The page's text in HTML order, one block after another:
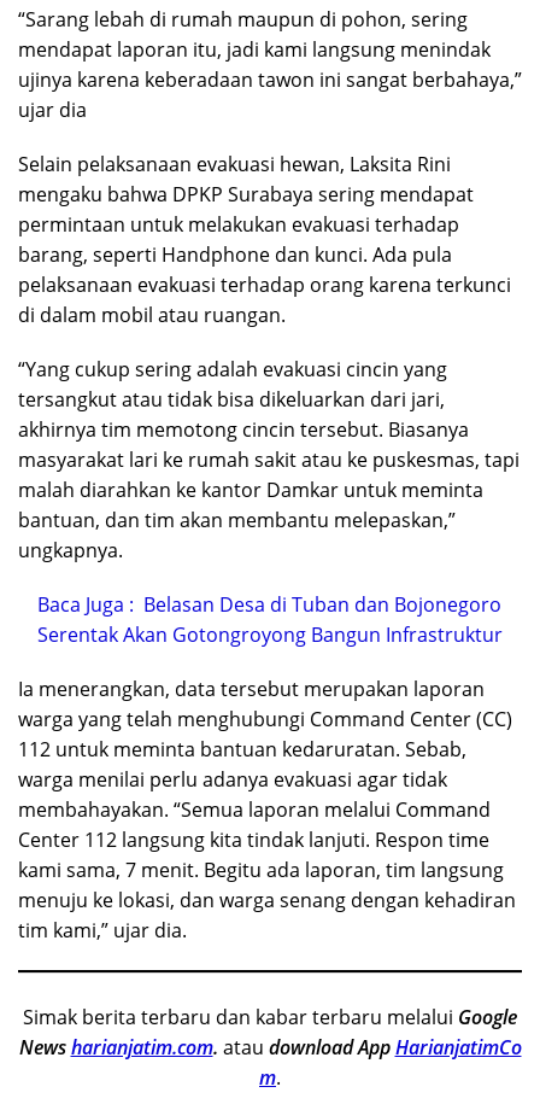
“Sarang lebah di rumah maupun di pohon, sering
mendapat laporan itu, jadi kami langsung menindak
ujinya karena keberadaan tawon ini sangat berbahaya,”
ujar dia
Selain pelaksanaan evakuasi hewan, Laksita Rini
mengaku bahwa DPKP Surabaya sering mendapat
permintaan untuk melakukan evakuasi terhadap
barang, seperti Handphone dan kunci. Ada pula
pelaksanaan evakuasi terhadap orang karena terkunci
di dalam mobil atau ruangan.
“Yang cukup sering adalah evakuasi cincin yang
tersangkut atau tidak bisa dikeluarkan dari jari,
akhirnya tim memotong cincin tersebut. Biasanya
masyarakat lari ke rumah sakit atau ke puskesmas, tapi
malah diarahkan ke kantor Damkar untuk meminta
bantuan, dan tim akan membantu melepaskan,”
ungkapnya.
Baca Juga : Belasan Desa di Tuban dan Bojonegoro
Serentak Akan Gotongroyong Bangun Infrastruktur
Ia menerangkan, data tersebut merupakan laporan
warga yang telah menghubungi Command Center (CC)
112 untuk meminta bantuan kedaruratan. Sebab,
warga menilai perlu adanya evakuasi agar tidak
membahayakan. “Semua laporan melalui Command
Center 112 langsung kita tindak lanjuti. Respon time
kami sama, 7 menit. Begitu ada laporan, tim langsung
menuju ke lokasi, dan warga senang dengan kehadiran
tim kami,” ujar dia.
Simak berita terbaru dan kabar terbaru melalui Google
Newsharianjatim.com. atau download App HarianjatimCo
m.